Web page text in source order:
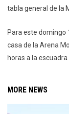
tabla general de la
Para este domingo
casa de la Arena
horas a la
MORE NEWS